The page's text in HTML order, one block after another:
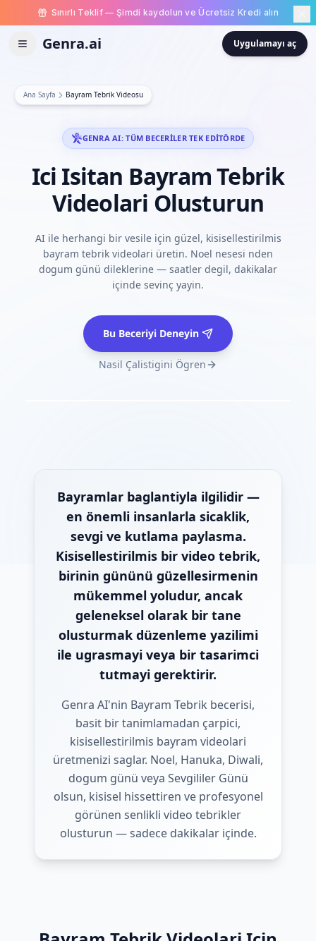
Sınırlı Teklif — Şimdi kaydolun ve Ücretsiz Kredi alın
Genra.ai Uygulamayı aç
Ana Sayfa Bayram Tebrik Videosu
GENRA AI: TÜM BECERILER TEK EDITÖRDE
Ici Isitan BayramTebrik
Videolari Olusturun
AI ile herhangi bir vesile için güzel, kisisellestirilmis
bayram tebrik videolari üretin. Noel nesesi nden
dogum günü dileklerine — saatler degil, dakikalar
içinde sevinç yayin.
Bu Beceriyi Deneyin
Nasil Çalistigini Ögren
Bayramlar baglantiyla ilgilidir —
en önemli insanlarla sicaklik,
sevgi ve kutlama paylasma.
Kisisellestirilmis bir video tebrik,
birinin gününü güzellesirmenin
mükemmel yoludur, ancak
geleneksel olarak bir tane
olusturmak düzenleme yazilimi
ile ugrasmayi veya bir tasarimci
tutmayi gerektirir.
Genra AI'nin Bayram Tebrik becerisi,
basit bir tanimlamadan çarpici,
kisisellestirilmis bayram videolari
üretmenizi saglar. Noel, Hanuka, Diwali,
dogum günü veya Sevgililer Günü
olsun, kisisel hissettiren ve profesyonel
görünen senlikli video tebrikler
olusturun — sadece dakikalar içinde.